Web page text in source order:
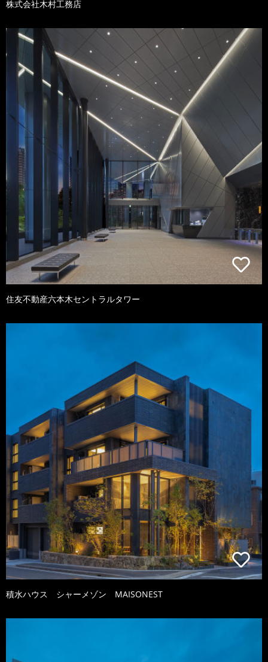
株式会社木村工務店
住友不動産六本木セントラルタワー
積水ハウス シャーメゾン MAISONEST